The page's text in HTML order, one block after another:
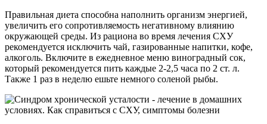
Правильная диета способна наполнить организм энергией,
увеличить его сопротивляемость негативному влиянию
окружающей среды. Из рациона во время лечения СХУ
рекомендуется исключить чай, газированные напитки, кофе,
алкоголь. Включите в ежедневное меню виноградный сок,
который рекомендуется пить каждые 2-2,5 часа по 2 ст. л.
Также 1 раз в неделю ешьте немного соленой рыбы.